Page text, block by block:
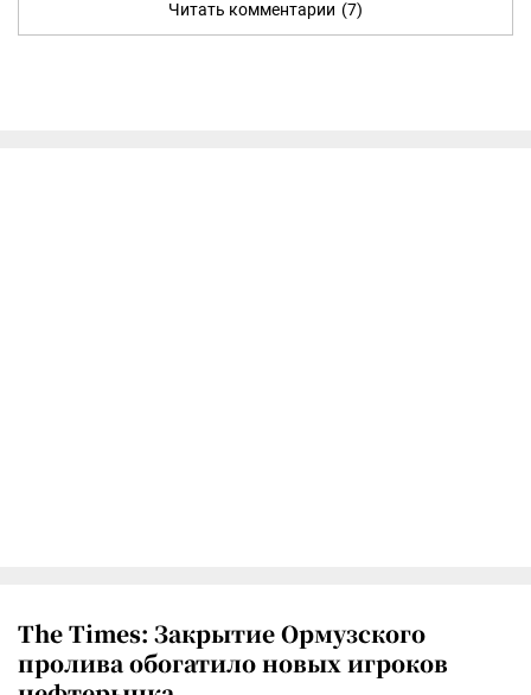
Читать комментарии (7)
The Times: Закрытие Ормузского
пролива обогатило новых игроков